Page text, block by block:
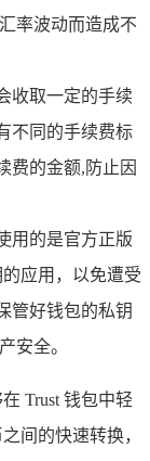
率波动而造成不
收取一定的手续
不同的手续费标
费的金额,防止因
用的是官方正版
应用，以免遭受
管好钱包的私钥
安全。
Trust 钱包中轻
间的快速转换，